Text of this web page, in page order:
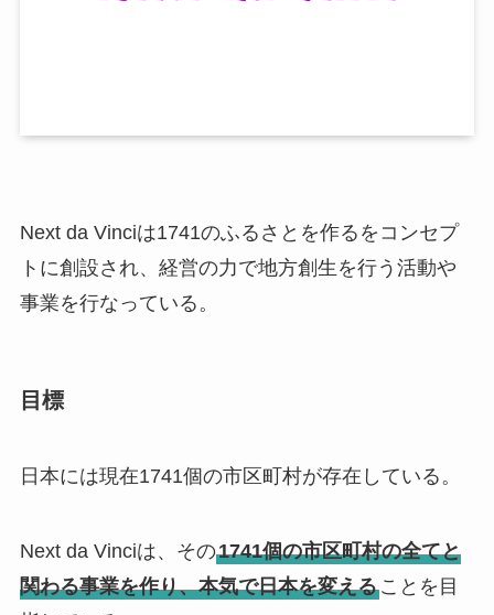
Next da Vinciは1741のふるさとを作るをコンセプ
トに創設され、経営の力で地方創生を行う活動や
事業を行なっている。
目標
日本には現在1741個の市区町村が存在している。
Next da Vinciは、その1741個の市区町村の全てと
関わる事業を作り、本気で日本を変えることを目